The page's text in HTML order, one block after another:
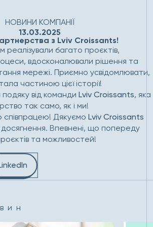
з Lviv Croissants!
НОВИНИ КОМПАНІЇ
13.03.2025
багато проєктів,
вдосконалювали рішення та
мережі. Приємно усвідомлювати,
частиною цієї історії!
від команди Lviv Croissants, яка
так само, як і ми!
Дякуємо Lviv Croissants
досягнення. Впевнені, що попереду
та можливостей!